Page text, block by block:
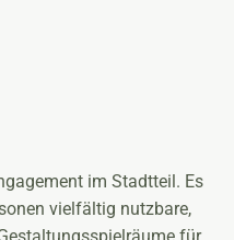
im Stadtteil. Es
vielfältig nutzbare,